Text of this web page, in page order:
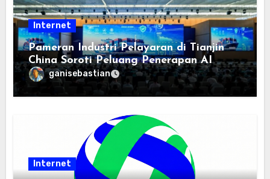
Internet
Pameran Industri Pelayaran di Tianjin
China Soroti Peluang Penerapan AI
ganisebastian
Internet